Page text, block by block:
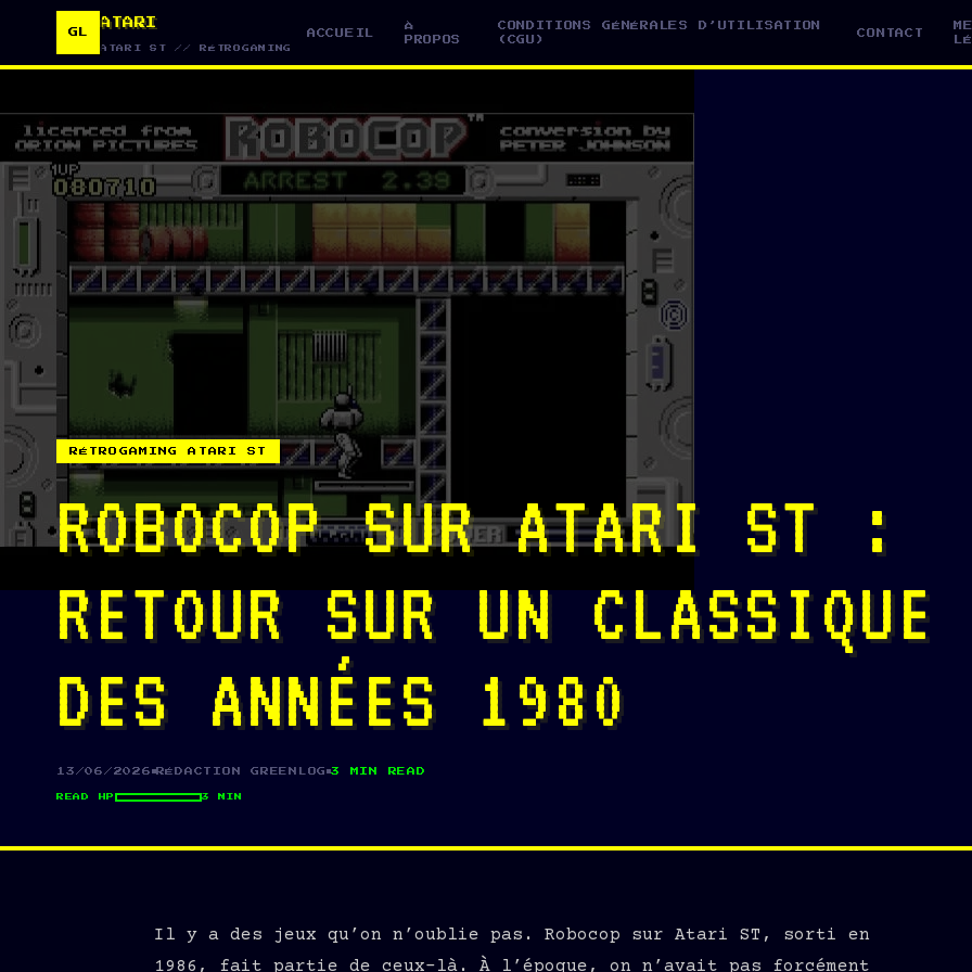
Rechercher :
GL
ATARI
ATARI ST // RÉTROGAMING
ACCUEIL
À
PROPOS
CONDITIONS GÉNÉRALES D’UTILISATION
(CGU)
CONTACT
RÉTROGAMING ATARI ST
ROBOCOP SUR ATARI ST :
RETOUR SUR UN CLASSIQUE
DES ANNÉES 1980
13/06/2026 RÉDACTION GREENLOG 3 MIN READ
READ HP 3 MIN
Il y a des jeux qu’on n’oublie pas. Robocop sur Atari ST, sorti en
1986, fait partie de ceux-là. À l’époque, on n’avait pas forcément